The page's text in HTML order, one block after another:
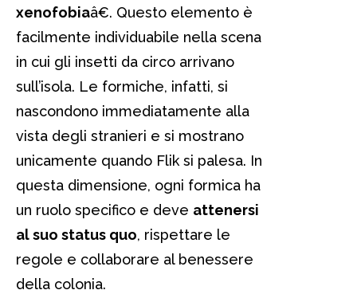
xenofobiaâ€. Questo elemento è
facilmente individuabile nella scena
in cui gli insetti da circo arrivano
sull’isola. Le formiche, infatti, si
nascondono immediatamente alla
vista degli stranieri e si mostrano
unicamente quando Flik si palesa. In
questa dimensione, ogni formica ha
un ruolo specifico e deve attenersi
al suo status quo, rispettare le
regole e collaborare al benessere
della colonia.